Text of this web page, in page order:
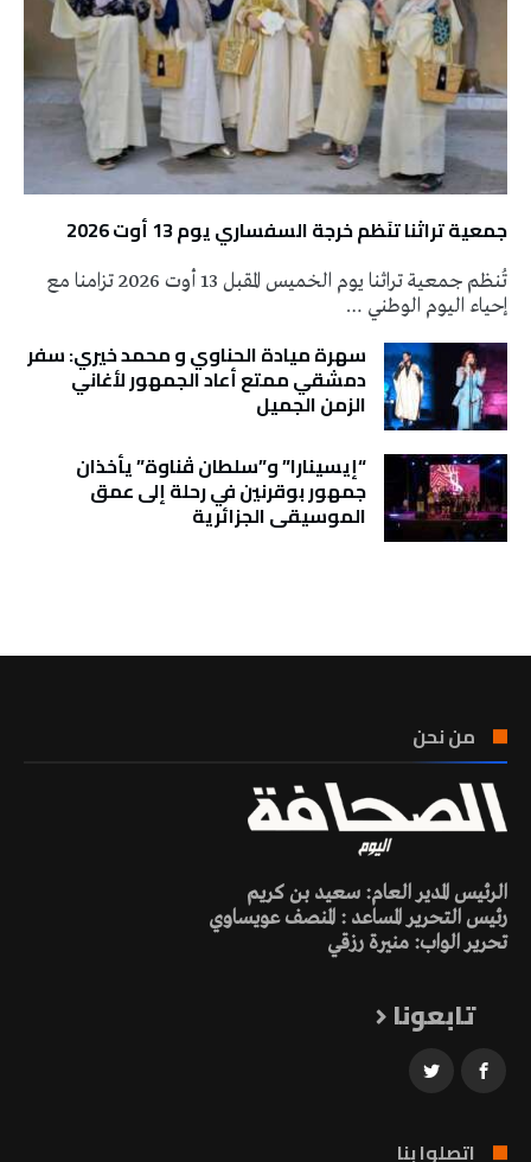
جمعية تراثنا تنَظم خرجة السفساري يوم 13 أوت 2026
تُنظم جمعية تراثنا يوم الخميس المقبل 13 أوت 2026 تزامنا مع
إحياء اليوم الوطني …
سهرة ميادة الحناوي و محمد خيري: سفر
دمشقي ممتع أعاد الجمهور لأغاني
الزمن الجميل
“إيسينارا” و”سلطان ڤناوة” يأخذان
جمهور بوقرنين في رحلة إلى عمق
الموسيقى الجزائرية
من نحن
الرئيس المدير العام: سعيد بن كريم
رئيس التحرير المساعد : المنصف عويساوي
تحرير الواب: منيرة رزقي
تابعونا
اتصلوا بنا